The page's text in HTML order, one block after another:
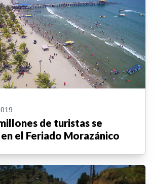
de turistas se
el Feriado Morazánico